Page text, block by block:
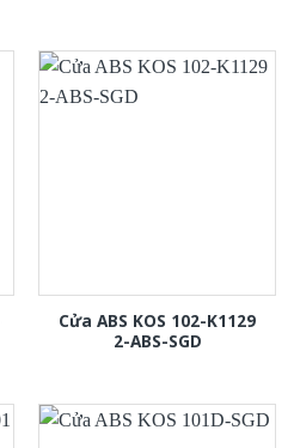
Cửa ABS KOS 102-K1129
2-ABS-SGD